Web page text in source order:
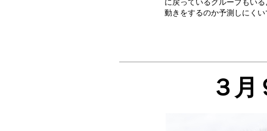
に戻っているグループもい
３月